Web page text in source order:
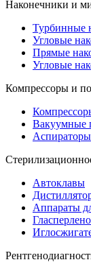
Наконечники и
Турбинные
Угловые
Прямые
Угловые
Компрессоры и
Вакуумные
Аспираторы
Автоклавы
Аппараты